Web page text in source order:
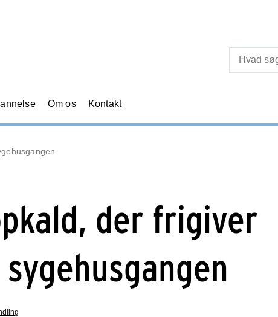
Om os Kontakt
der frigiver